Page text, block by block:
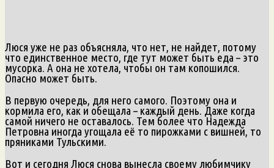
Люся уже не раз объясняла, что нет, не найдет, потому
что единственное место, где тут может быть еда – это
мусорка. А она не хотела, чтобы он там копошился.
Опасно может быть.
В первую очередь, для него самого. Поэтому она и
кормила его, как и обещала – каждый день. Даже когда
самой ничего не оставалось. Тем более что Надежда
Петровна иногда угощала её то пирожками с вишней, то
пряниками Тульскими.
Вот и сегодня Люся снова вынесла своему любимчику